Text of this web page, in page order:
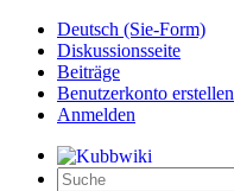
Deutsch (Sie-Form)‎
Diskussionsseite
Beiträge
Benutzerkonto erstellen
Anmelden